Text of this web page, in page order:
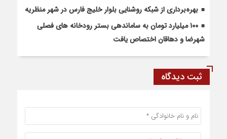
بهره‌برداری از شبکه روشنایی بلوار خلیج فارس در شهر منظریه
۱۰۰ میلیارد تومان به ساماندهی بستر رودخانه های فصلی
شهرضا و دهاقان اختصاص یافت
ثبت دیدگاه